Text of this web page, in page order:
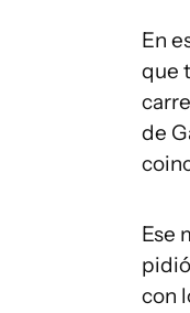
En
que
de
Ese
con